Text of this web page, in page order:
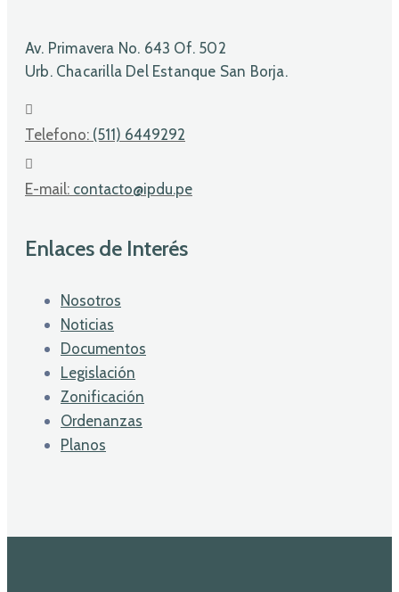
Av. Primavera No. 643 Of. 502
Urb. Chacarilla Del Estanque San Borja.
Telefono: (511) 6449292
E-mail: contacto@ipdu.pe
Enlaces de Interés
Nosotros
Noticias
Documentos
Legislación
Zonificación
Ordenanzas
Planos